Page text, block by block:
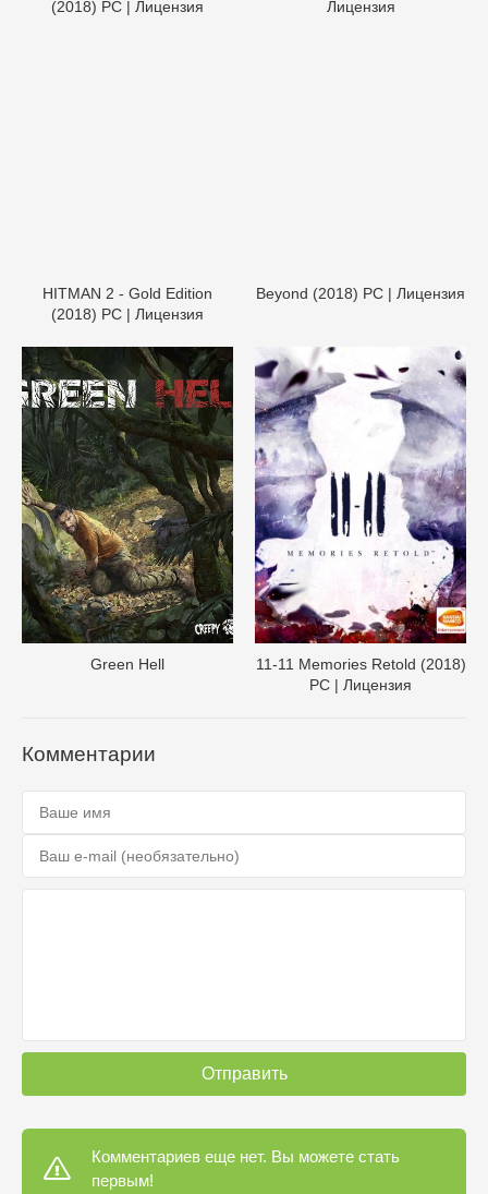
HITMAN 2 - Gold Edition
(2018) PC | Лицензия
Beyond (2018) PC | Лицензия
Green Hell
11-11 Memories Retold (2018)
PC | Лицензия
Комментарии
Отправить
Комментариев еще нет. Вы можете стать
первым!